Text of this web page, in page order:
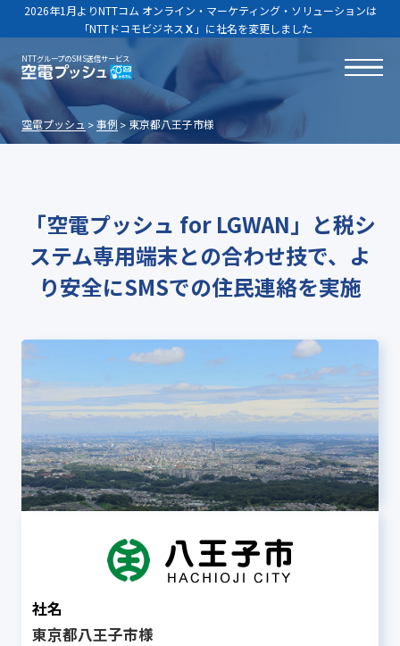
2026年1月よりNTTコム オンライン・マーケティング・ソリューションは
「NTTドコモビジネス Ｘ 」に社名を変更しました
NTTグループのSMS送信サービス
空電プッシュ 事例 東京都八王子市様
「空電プッシュ for LGWAN」と税シ
ステム専用端末との合わせ技で、よ
り安全にSMSでの住民連絡を実施
社名
東京都八王子市様